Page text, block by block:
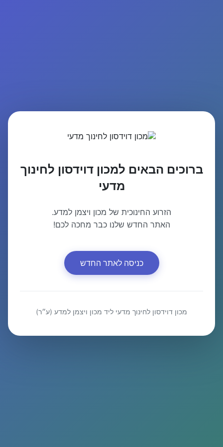
ברוכים הבאים למכון דוידסון לחינוך
מדעי
הזרוע החינוכית של מכון ויצמן למדע.
האתר החדש שלנו כבר מחכה לכם!
כניסה לאתר החדש
מכון דוידסון לחינוך מדעי ליד מכון ויצמן למדע (ע״ר)